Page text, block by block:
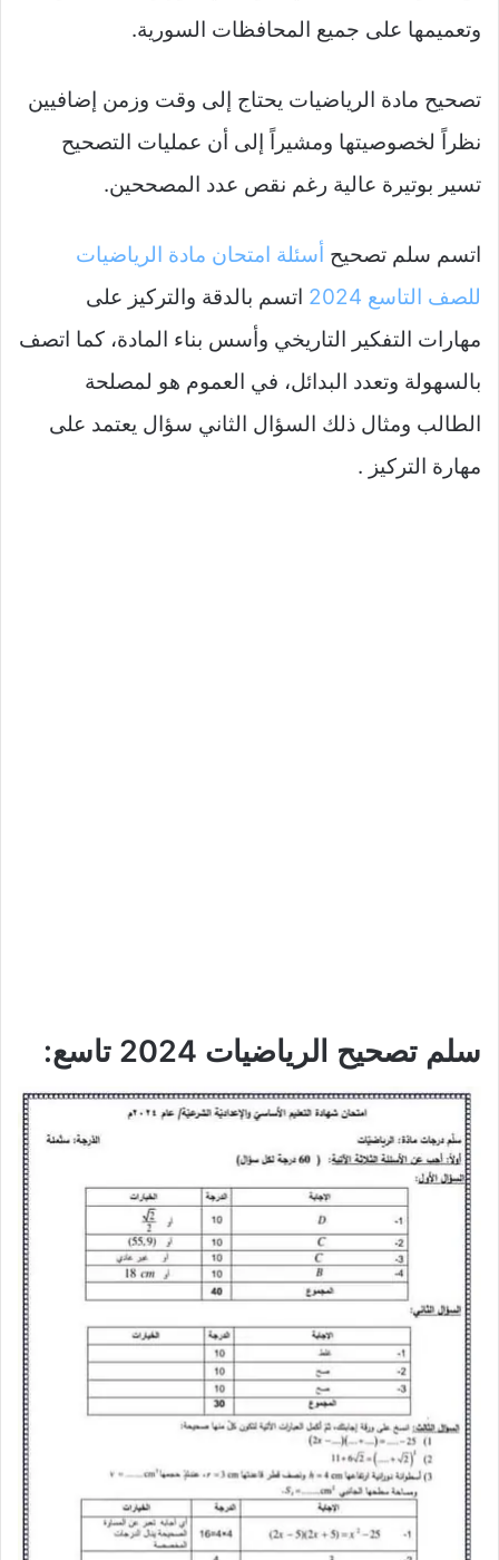
وتعميمها على جميع المحافظات السورية.
تصحيح مادة الرياضيات يحتاج إلى وقت وزمن إضافيين
نظراً لخصوصيتها ومشيراً إلى أن عمليات التصحيح
تسير بوتيرة عالية رغم نقص عدد المصححين.
اتسم سلم تصحيح أسئلة امتحان مادة الرياضيات
للصف التاسع 2024
اتسم بالدقة والتركيز على
مهارات التفكير التاريخي وأسس بناء المادة، كما اتصف
بالسهولة وتعدد البدائل، في العموم هو لمصلحة
الطالب ومثال ذلك السؤال الثاني سؤال يعتمد على
مهارة التركيز .
سلم تصحيح الرياضيات 2024 تاسع: